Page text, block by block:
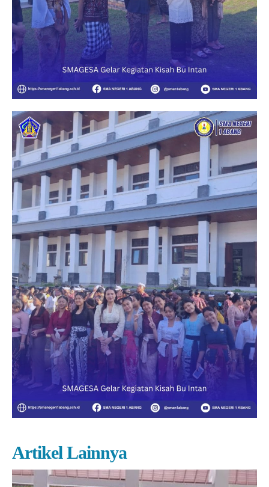
Artikel Lainnya